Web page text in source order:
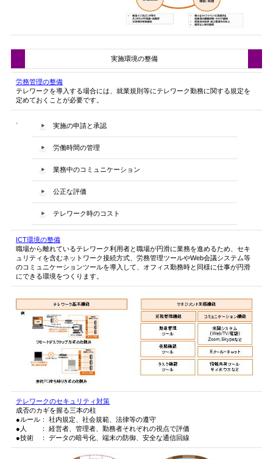
実施環境の整備
労務管理の整備
テレワークを導入する場合には、就業規則等にテレワーク勤務に関する規定を
定めておくことが必要です。
実施の申請と承認
労働時間の管理
業務中のコミュニケーション
公正な評価
テレワーク時のコスト
ICT環境の整備
職場から離れているテレワーク利用者と職場が円滑に業務を進めるため、セキ
ュリティを含むネットワーク接続方式、労務管理ツールやWeb会議システム等
のコミュニケーションツールを導入して、オフィス勤務時と同様に仕事が円滑
にできる環境をつくります。
テレワークのセキュリティ対策
成否のカギを握る三本の柱
●ルール： 社内規定、社会規範、法律等の遵守
●人 ： 経営者、管理者、勤務者それぞれの視点で評価
●技術 ： データの暗号化、端末の防御、安全な通信回線